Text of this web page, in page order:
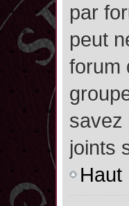
par
peut
forum
savez
joints
Haut